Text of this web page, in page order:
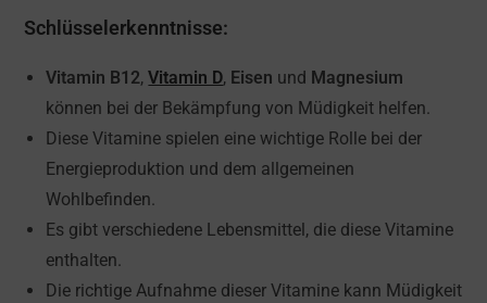
Schlüsselerkenntnisse:
Vitamin B12,Vitamin D, Eisen und Magnesium
können bei der Bekämpfung von Müdigkeit helfen.
Diese Vitamine spielen eine wichtige Rolle bei der
Energieproduktion und dem allgemeinen
Wohlbefinden.
Es gibt verschiedene Lebensmittel, die diese Vitamine
enthalten.
Die richtige Aufnahme dieser Vitamine kann Müdigkeit